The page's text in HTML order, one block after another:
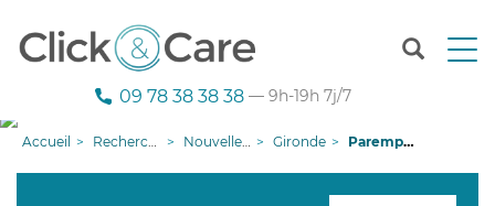
T
n
09 78 38 38 38 — 9h-19h 7j/7
Accueil Recherche aide à domicile Nouvelle-Aquitaine Gironde Parempuyre